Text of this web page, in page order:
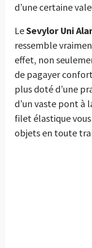
d’une certaine
LeSevylor Uni
ressemble
effet, non
de pagayer
plus doté d’une
d’un vaste pont à
filet élastique
objets en toute